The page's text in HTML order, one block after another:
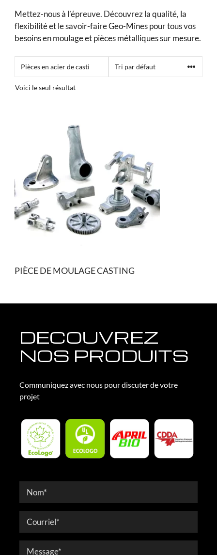
Mettez-nous à l’épreuve. Découvrez la qualité, la
flexibilité et le savoir-faire Geo-Mines pour tous vos
besoins en moulage et pièces métalliques sur mesure.
Voici le seul résultat
PIÈCE DE MOULAGE CASTING
DECOUVREZ
NOS PRODUITS
Communiquez avec nous pour discuter de votre
projet
Contact